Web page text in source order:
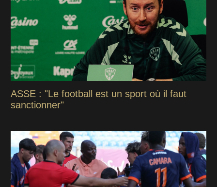
ASSE : "Le football est un sport où il faut
sanctionner"